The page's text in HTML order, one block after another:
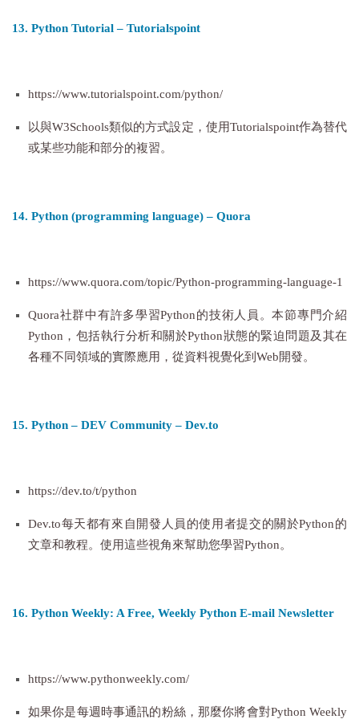
13. Python Tutorial – Tutorialspoint
https://www.tutorialspoint.com/python/
以與W3Schools類似的方式設定，使用Tutorialspoint作為替代
或某些功能和部分的複習。
14. Python (programming language) – Quora
https://www.quora.com/topic/Python-programming-language-1
Quora社群中有許多學習Python的技術人員。本節專門介紹
Python，包括執行分析和關於Python狀態的緊迫問題及其在
各種不同領域的實際應用，從資料視覺化到Web開發。
15. Python – DEV Community – Dev.to
https://dev.to/t/python
Dev.to每天都有來自開發人員的使用者提交的關於Python的
文章和教程。使用這些視角來幫助您學習Python。
16. Python Weekly: A Free, Weekly Python E-mail Newsletter
https://www.pythonweekly.com/
如果你是每週時事通訊的粉絲，那麼你將會對Python Weekly